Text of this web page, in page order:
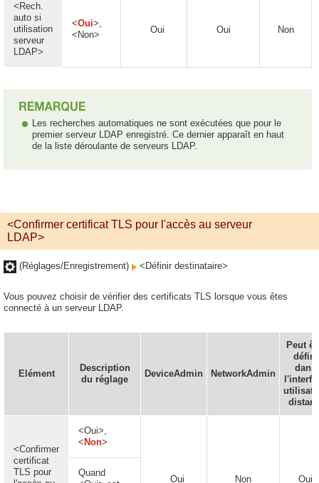
<Rech.
auto si
utilisation
serveur
LDAP>
<Oui>,
<Non>
Oui Oui Non
Les recherches automatiques ne sont exécutées que pour le
premier serveur LDAP enregistré. Ce dernier apparaît en haut
de la liste déroulante de serveurs LDAP.
<Confirmer certificat TLS pour l'accès au serveur
LDAP>
(Réglages/Enregistrement) <Définir destinataire>
Vous pouvez choisir de vérifier des certificats TLS lorsque vous êtes
connecté à un serveur LDAP.
Elément
Description
du réglage
DeviceAdmin NetworkAdmin
Peut
défini
dans
<Confirmer
certificat
TLS pour
<Oui>,
< Non>
Oui Non Oui
Quand